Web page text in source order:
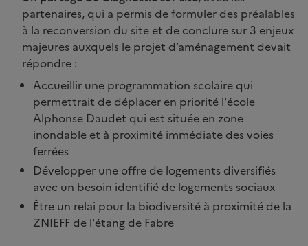
partenaires, qui a permis de formuler des préalables
à la reconversion du site et de conclure sur 3 enjeux
majeures auxquels le projet d’aménagement devait
répondre :
Accueillir une programmation scolaire qui
permettrait de déplacer en priorité l'école
Alphonse Daudet qui est située en zone
inondable et à proximité immédiate des voies
ferrées
Développer une offre de logements diversifiés
avec un besoin identifié de logements sociaux
Être un relai pour la biodiversité à proximité de la
ZNIEFF de l'étang de Fabre